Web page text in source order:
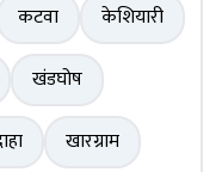
कटवा
केशियारी
खंडघोष
खारग्राम